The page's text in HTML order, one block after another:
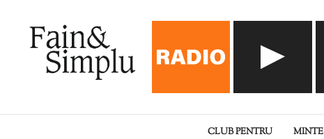
CLUB PENTRU MINTE